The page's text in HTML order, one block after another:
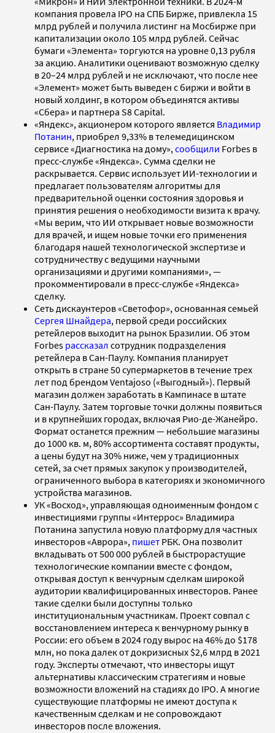
компания провела IPO на СПБ Бирже, привлекла 15
млрд рублей и получила листинг на Мосбирже при
капитализации около 105 млрд рублей. Сейчас
бумаги «Элемента» торгуются на уровне 0,13 рубля
за акцию. Аналитики оценивают возможную сделку
в 20–24 млрд рублей и не исключают, что после нее
«Элемент» может быть выведен с биржи и войти в
новый холдинг, в котором объединятся активы
«Сбера» и партнера S8 Capital.
«Яндекс», акционером которого является Владимир
Потанин, приобрел 9,33% в телемедицинском
сервисе «Диагностика на дому»,сообщили Forbes в
пресс-службе «Яндекса». Сумма сделки не
раскрывается. Сервис использует ИИ-технологии и
предлагает пользователям алгоритмы для
предварительной оценки состояния здоровья и
принятия решения о необходимости визита к врачу.
«Мы верим, что ИИ открывает новые возможности
для врачей, и ищем новые точки его применения
благодаря нашей технологической экспертизе и
сотрудничеству с ведущими научными
организациями и другими компаниями», —
прокомментировали в пресс-службе «Яндекса»
сделку.
Сеть дискаунтеров «Светофор», основанная семьей
Сергея Шнайдера, первой среди российских
ретейлеров выходит на рынок Бразилии. Об этом
Forbes рассказал сотрудник подразделения
ретейлера в Сан-Паулу. Компания планирует
открыть в стране 50 супермаркетов в течение трех
лет под брендом Ventajoso («Выгодный»). Первый
магазин должен заработать в Кампинасе в штате
Сан-Паулу. Затем торговые точки должны появиться
и в крупнейших городах, включая Рио-де-Жанейро.
Формат останется прежним — небольшие магазины
до 1000 кв. м, 80% ассортимента составят продукты,
а цены будут на 30% ниже, чем у традиционных
сетей, за счет прямых закупок у производителей,
ограниченного выбора в категориях и экономичного
устройства магазинов.
УК «Восход», управляющая одноименным фондом с
инвестициями группы «Интеррос» Владимира
Потанина запустила новую платформу для частных
инвесторов «Аврора», пишет РБК. Она позволит
вкладывать от 500 000 рублей в быстрорастущие
технологические компании вместе с фондом,
открывая доступ к венчурным сделкам широкой
аудитории квалифицированных инвесторов. Ранее
такие сделки были доступны только
институциональным участникам. Проект совпал с
восстановлением интереса к венчурному рынку в
России: его объем в 2024 году вырос на 46% до $178
млн, но пока далек от докризисных $2,6 млрд в 2021
году. Эксперты отмечают, что инвесторы ищут
альтернативы классическим стратегиям и новые
возможности вложений на стадиях до IPO. А многие
существующие платформы не имеют доступа к
качественным сделкам и не сопровождают
инвесторов после вложения.